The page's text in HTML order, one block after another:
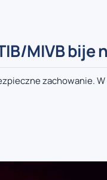
MIVB bije
zachowanie. W